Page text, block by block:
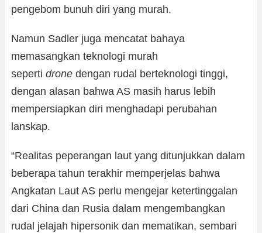
pengebom bunuh diri yang murah.
Namun Sadler juga mencatat bahaya
memasangkan teknologi murah
seperti drone dengan rudal berteknologi tinggi,
dengan alasan bahwa AS masih harus lebih
mempersiapkan diri menghadapi perubahan
lanskap.
“Realitas peperangan laut yang ditunjukkan dalam
beberapa tahun terakhir memperjelas bahwa
Angkatan Laut AS perlu mengejar ketertinggalan
dari China dan Rusia dalam mengembangkan
rudal jelajah hipersonik dan mematikan, sembari